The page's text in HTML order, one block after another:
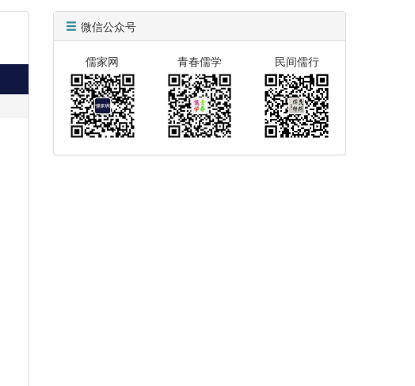
微信公众号
儒家网 青春儒学 民间儒行